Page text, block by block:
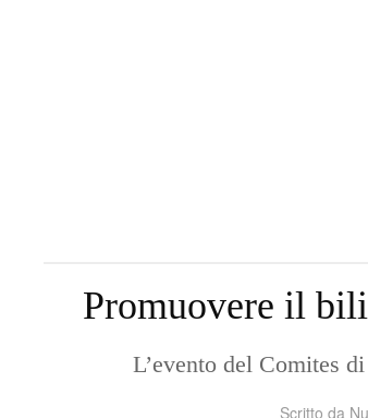
Promuovere il
L’evento del Comites
Scritto da